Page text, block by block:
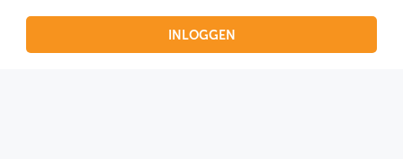
INLOGGEN